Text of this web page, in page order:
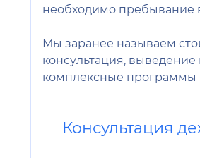
необходимо пребывание
Мы заранее называем
консультация,
комплексные программы
Консультация